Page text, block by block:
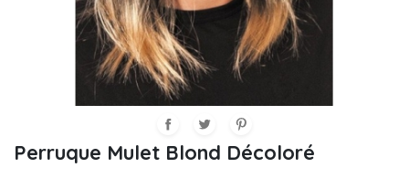
Perruque Mulet Blond Décoloré